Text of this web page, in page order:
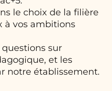
le choix de la filière
à vos ambitions
sur
et les
notre établissement.